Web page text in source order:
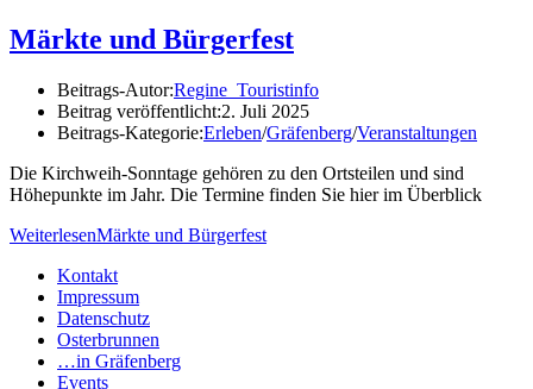
Märkte und Bürgerfest
Beitrags-Autor:Regine_Touristinfo
Beitrag veröffentlicht:2. Juli 2025
Beitrags-Kategorie:Erleben/Gräfenberg/Veranstaltungen
Die Kirchweih-Sonntage gehören zu den Ortsteilen und sind
Höhepunkte im Jahr. Die Termine finden Sie hier im Überblick
WeiterlesenMärkte und Bürgerfest
Kontakt
Impressum
Datenschutz
Osterbrunnen
…in Gräfenberg
Events